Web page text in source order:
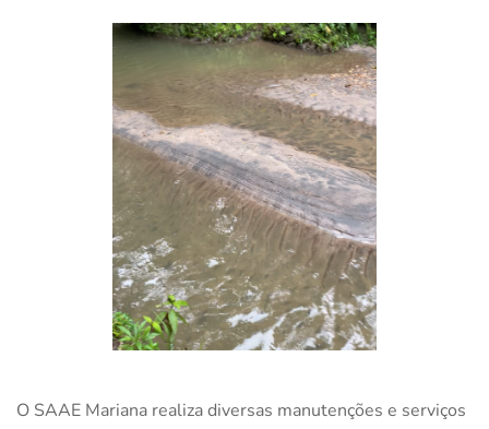
O SAAE Mariana realiza diversas manutenções e serviços